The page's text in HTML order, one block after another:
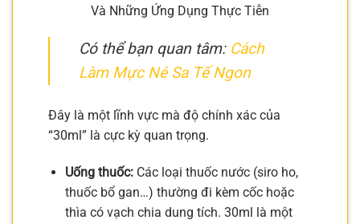
Và Những Ứng Dụng Thực Tiễn
Có thể bạn quan tâm: Cách
Làm Mực Né Sa Tế Ngon
Đây là một lĩnh vực mà độ chính xác của
“30ml” là cực kỳ quan trọng.
Uống thuốc:Các loại thuốc nước (siro ho,
thuốc bổ gan…) thường đi kèm cốc hoặc
thìa có vạch chia dung tích. 30ml là một